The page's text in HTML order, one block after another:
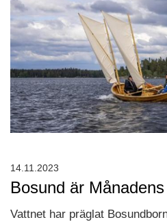
Bosund är
Vattnet har präglat
14.11.2023